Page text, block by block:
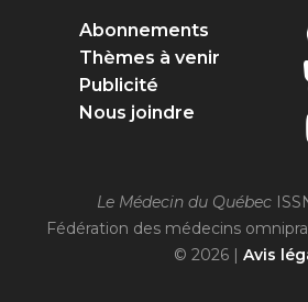
Abonnements
Thèmes à venir
Publicité
Nous joindre
Le Médecin du Québec
Fédération des médecins
© 2026 | Avis